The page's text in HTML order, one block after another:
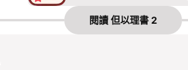
閱讀 但以理書 2